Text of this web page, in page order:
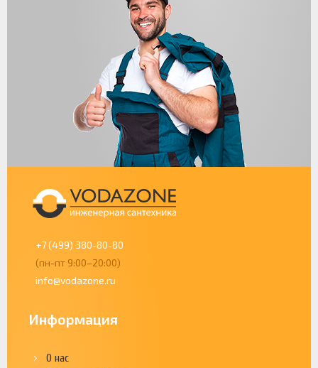
+7 (499) 380-80-80
(пн-пт 9:00–20:00)
info@vodazone.ru
Информация
О нас